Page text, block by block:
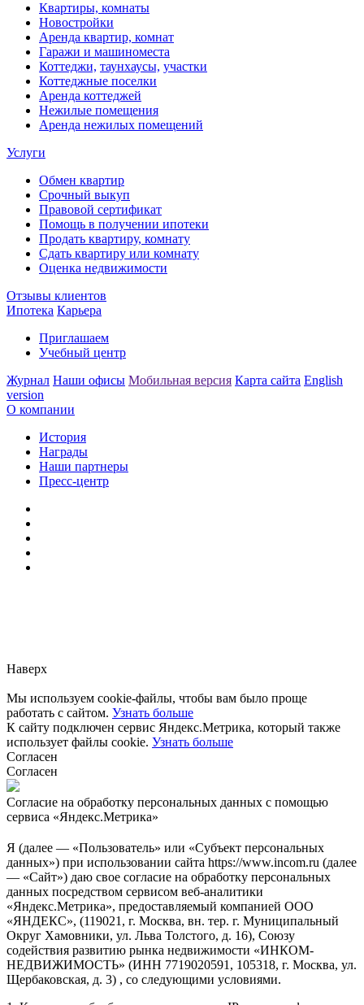
Квартиры, комнаты
Новостройки
Аренда квартир, комнат
Гаражи и машиноместа
Коттеджи, таунхаусы, участки
Коттеджные поселки
Аренда коттеджей
Нежилые помещения
Аренда нежилых помещений
Услуги
Обмен квартир
Срочный выкуп
Правовой сертификат
Помощь в получении ипотеки
Продать квартиру, комнату
Сдать квартиру или комнату
Оценка недвижимости
Отзывы клиентов
Ипотека Карьера
Приглашаем
Учебный центр
Журнал Наши офисы Мобильная версия Карта сайта English
version
О компании
История
Награды
Наши партнеры
Пресс-центр
Наверх
Мы используем cookie-файлы, чтобы вам было проще
работать с сайтом. Узнать больше
К сайту подключен сервис Яндекс.Метрика, который также
использует файлы cookie. Узнать больше
Согласен
Согласен
Согласие на обработку персональных данных с помощью
сервиса «Яндекс.Метрика»
Я (далее — «Пользователь» или «Субъект персональных
данных») при использовании сайта https://www.incom.ru (далее
— «Сайт») даю свое согласие на обработку персональных
данных посредством сервисом веб-аналитики
«Яндекс.Метрика», предоставляемый компанией ООО
«ЯНДЕКС», (119021, г. Москва, вн. тер. г. Муниципальный
Округ Хамовники, ул. Льва Толстого, д. 16), Союзу
содействия развитию рынка недвижимости «ИНКОМ-
НЕДВИЖИМОСТЬ» (ИНН 7719020591, 105318, г. Москва, ул.
Щербаковская, д. 3) , со следующими условиями.